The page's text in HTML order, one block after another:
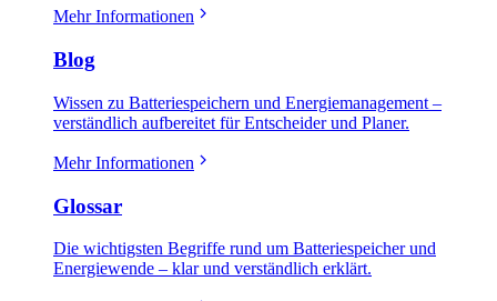
Mehr Informationen
Blog
Wissen zu Batteriespeichern und Energiemanagement –
verständlich aufbereitet für Entscheider und Planer.
Mehr Informationen
Glossar
Die wichtigsten Begriffe rund um Batteriespeicher und
Energiewende – klar und verständlich erklärt.